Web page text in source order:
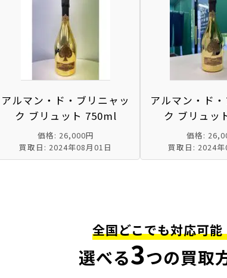
アルマン・ド・ブリニャッ
ク ブリュット 750ml
価格: 26,000円
買取日: 2024年08月01日
アルマン・ド
ク ブリュッ
価格:
買取日: 2024年
全国どこでも対応可能
選べる3つの買取